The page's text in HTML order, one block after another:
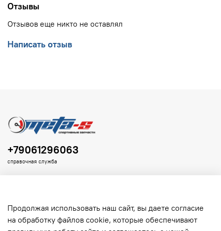
Отзывы
Отзывов еще никто не оставлял
Написать отзыв
Клиенту
+79061296063
справочная служба
Продолжая использовать наш сайт, вы даете согласие
на обработку файлов cookie, которые обеспечивают